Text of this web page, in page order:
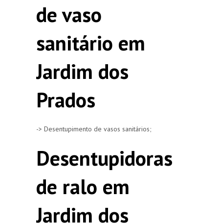
de vaso
sanitário em
Jardim dos
Prados
-> Desentupimento de vasos sanitários;
Desentupidoras
de ralo em
Jardim dos